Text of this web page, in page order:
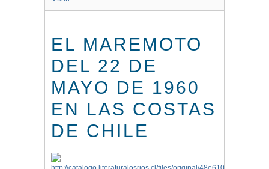
EL MAREMOTO
DEL 22 DE
MAYO DE 1960
EN LAS COSTAS
DE CHILE